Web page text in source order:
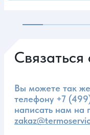
Вы можете так
телефону +7
написать нам на